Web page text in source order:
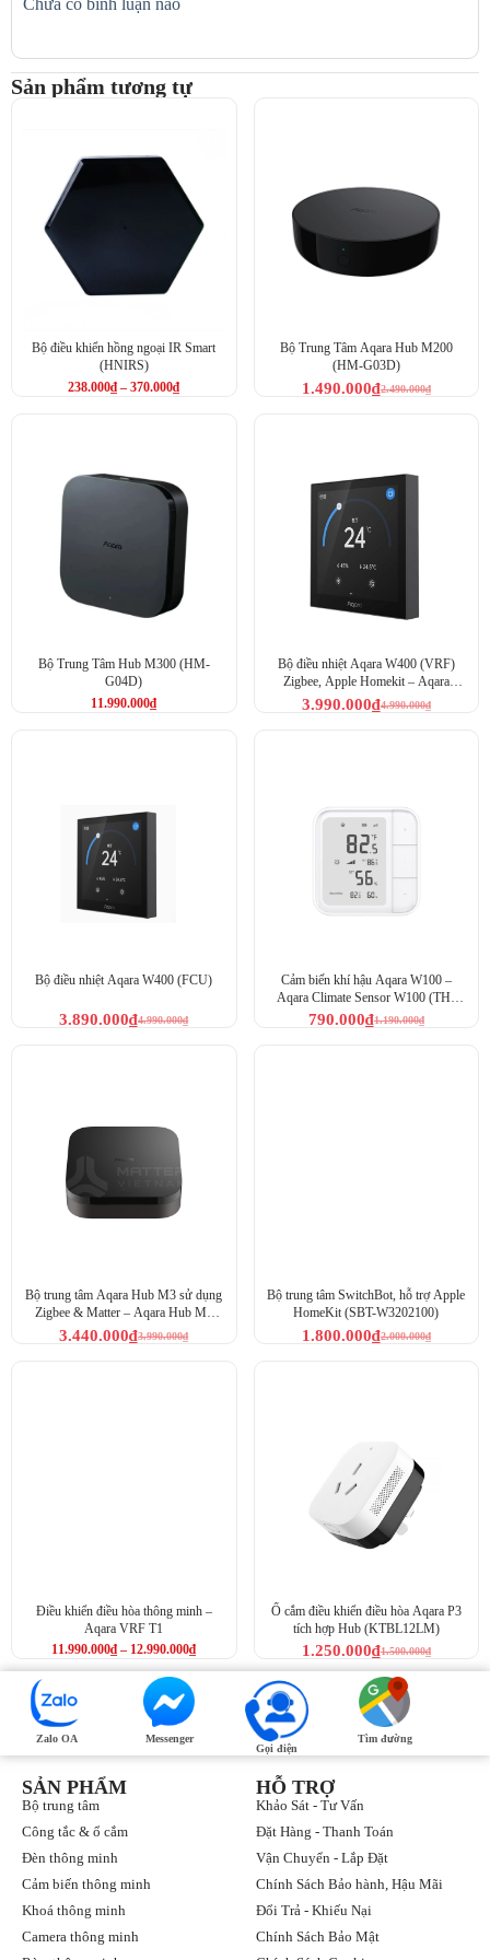
Chưa có bình luận nào
Sản phẩm tương tự
Bộ điều khiển hồng ngoại IR Smart
(HNIRS)
238.000₫ – 370.000₫
Bộ Trung Tâm Aqara Hub M200
(HM-G03D)
2.490.000₫
1.490.000₫
Bộ Trung Tâm Hub M300 (HM-
G04D)
11.990.000₫
Bộ điều nhiệt Aqara W400 (VRF)
Zigbee, Apple Homekit – Aqara
Thermostat W400 (WT-A01D)
4.990.000₫
3.990.000₫
Bộ điều nhiệt Aqara W400 (FCU)
4.990.000₫
3.890.000₫
Cảm biến khí hậu Aqara W100 –
Aqara Climate Sensor W100 (TH-
S04D)1.190.000₫
790.000₫
Bộ trung tâm Aqara Hub M3 sử dụng
Zigbee & Matter – Aqara Hub M3
(HM-G01D)3.990.000₫
3.440.000₫
Bộ trung tâm SwitchBot, hỗ trợ Apple
HomeKit (SBT-W3202100)
2.000.000₫
1.800.000₫
Điều khiển điều hòa thông minh –
Aqara VRF T1
11.990.000₫ – 12.990.000₫
Ổ cắm điều khiển điều hòa Aqara P3
tích hợp Hub (KTBL12LM)
1.500.000₫
1.250.000₫
Zalo OA
Messenger
Gọi điện
Tìm đường
HỖ TRỢ
Khảo Sát - Tư Vấn
Đặt Hàng - Thanh Toán
Vận Chuyển - Lắp Đặt
Chính Sách Bảo hành, Hậu Mãi
Đổi Trả - Khiếu Nại
Chính Sách Bảo Mật
SẢN PHẨM
Bộ trung tâm
Công tắc & ổ cắm
Đèn thông minh
Cảm biến thông minh
Khoá thông minh
Camera thông minh